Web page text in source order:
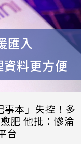
匯入
資料更方便
本」失控！多
肥 他批：慘淪
台